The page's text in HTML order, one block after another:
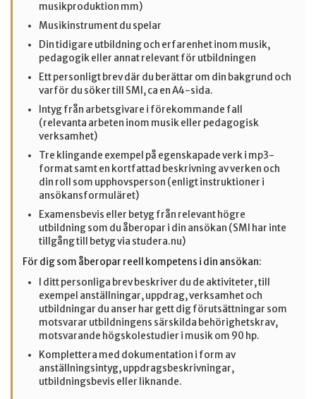
musikproduktion mm)
Musikinstrument du spelar
Din tidigare utbildning och erfarenhet inom musik,
pedagogik eller annat relevant för utbildningen
Ett personligt brev där du berättar om din bakgrund och
varför du söker till SMI, ca en A4-sida.
Intyg från arbetsgivare i förekommande fall
(relevanta arbeten inom musik eller pedagogisk
verksamhet)
Tre klingande exempel på egenskapade verk i mp3-
format samt en kortfattad beskrivning av verken och
din roll som upphovsperson (enligt instruktioner i
ansökansformuläret)
Examensbevis eller betyg från relevant högre
utbildning som du åberopar i din ansökan (SMI har inte
tillgång till betyg via studera.nu)
För dig som åberopar reell kompetens i din ansökan:
I ditt personliga brev beskriver du de aktiviteter, till
exempel anställningar, uppdrag, verksamhet och
utbildningar du anser har gett dig förutsättningar som
motsvarar utbildningens särskilda behörighetskrav,
motsvarande högskolestudier i musik om 90 hp.
Komplettera med dokumentation i form av
anställningsintyg, uppdragsbeskrivningar,
utbildningsbevis eller liknande.